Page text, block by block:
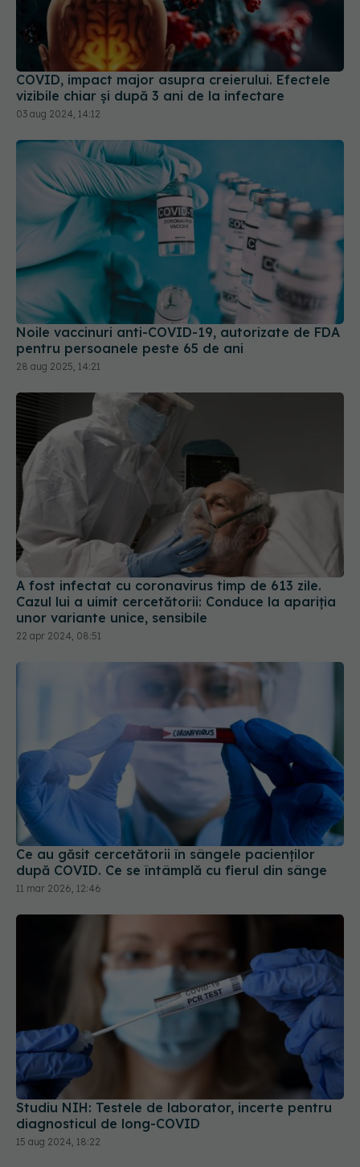
COVID, impact major asupra creierului. Efectele
vizibile chiar și după 3 ani de la infectare
03 aug 2024, 14:12
Noile vaccinuri anti-COVID-19, autorizate de FDA
pentru persoanele peste 65 de ani
28 aug 2025, 14:21
A fost infectat cu coronavirus timp de 613 zile.
Cazul lui a uimit cercetătorii: Conduce la apariția
unor variante unice, sensibile
22 apr 2024, 08:51
Ce au găsit cercetătorii în sângele pacienților
după COVID. Ce se întâmplă cu fierul din sânge
11 mar 2026, 12:46
Studiu NIH: Testele de laborator, incerte pentru
diagnosticul de long-COVID
15 aug 2024, 18:22